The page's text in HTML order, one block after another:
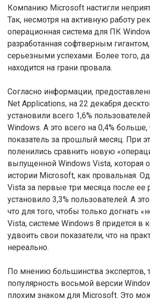
Компанию Microsoft настигли
Так, несмотря на активную работу
операционная система для ПК
разработанная софтверным гигантом,
серьезными успехами. Более того,
находится на грани провала.
Согласно информации,
Net Applications, на 22 декабря
установили всего 1,6%
Windows. А это всего на 0,4%
показатель за прошлый месяц. При
поленились сравнить новую
выпущенной Windows Vista, которая
истории Microsoft, как провальная.
Vista за первые три месяца после ее
установило 3,3% пользователей. А
что для того, чтобы только догнать
Vista, системе Windows 8 придется в
удвоить свои показатели, что на
нереально.
По мнению большинства экспертов,
популярность восьмой версии
плохим знаком для Microsoft. Это